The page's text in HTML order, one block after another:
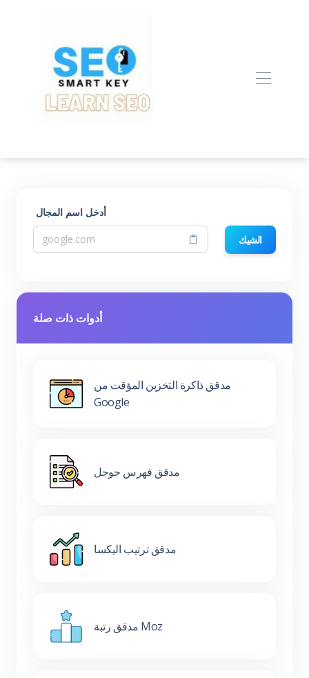
أدخل اسم المجال
الشيك
أدوات ذات صلة
مدقق ذاكرة التخزين المؤقت من
Google
مدقق فهرس جوجل
مدقق ترتيب اليكسا
مدقق رتبة Moz